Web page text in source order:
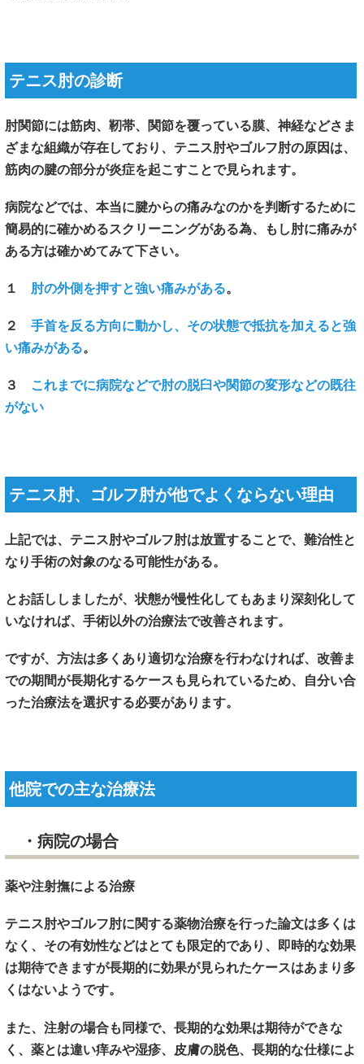
テニス肘の診断
肘関節には筋肉、靭帯、関節を覆っている膜、神経などさま
ざまな組織が存在しており、テニス肘やゴルフ肘の原因は、
筋肉の腱の部分が炎症を起こすことで見られます。
病院などでは、本当に腱からの痛みなのかを判断するために
簡易的に確かめるスクリーニングがある為、もし肘に痛みが
ある方は確かめてみて下さい。
１ 肘の外側を押すと強い痛みがある。
２ 手首を反る方向に動かし、その状態で抵抗を加えると強
い痛みがある。
３
これまでに病院などで肘の脱臼や関節の変形などの既往
がない
テニス肘、ゴルフ肘が他でよくならない理由
上記では、テニス肘やゴルフ肘は放置することで、難治性と
なり手術の対象のなる可能性がある。
とお話ししましたが、状態が慢性化してもあまり深刻化して
いなければ、手術以外の治療法で改善されます。
ですが、方法は多くあり適切な治療を行わなければ、改善ま
での期間が長期化するケースも見られているため、自分い合
った治療法を選択する必要があります。
他院での主な治療法
・病院の場合
薬や注射撫による治療
テニス肘やゴルフ肘に関する薬物治療を行った論文は多くは
なく、その有効性などはとても限定的であり、即時的な効果
は期待できますが長期的に効果が見られたケースはあまり多
くはないようです。
また、注射の場合も同様で、長期的な効果は期待ができな
く、薬とは違い痒みや湿疹、皮膚の脱色、長期的な仕様によ